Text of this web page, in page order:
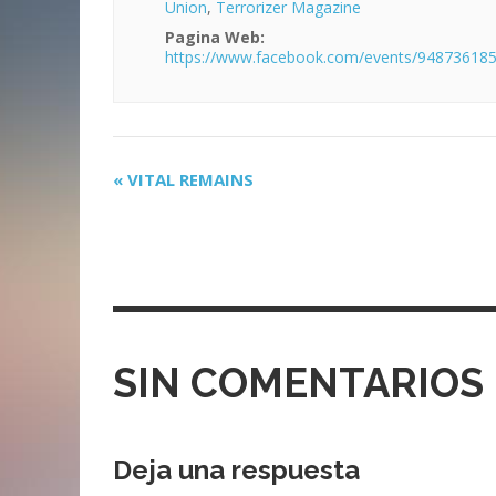
Union, Terrorizer Magazine
Pagina Web:
https://www.facebook.com/events/
N
a
c
ó
« VITAL REMAINS
SIN COMENTARIOS
Deja una respuesta